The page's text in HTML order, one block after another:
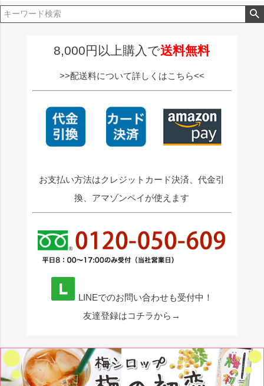
ペー
ジト
8,000円以上購入で送料無料
>>配送料について詳しくはこちら<<
お支払い方法はクレジットカード決済、代金引
換、アマゾンペイが使えます
LINEでのお問い合わせも受付中！
友達登録はコチラから→